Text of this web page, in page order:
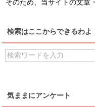
そのため、当サイトの文章
検索はここからできるわよ
気ままにアンケート